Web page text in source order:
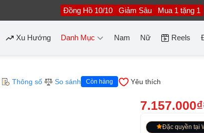
Đồng Hồ 10/10 Giảm Sâu Mua 1 tặng 1
Xu Hướng Danh Mục Nam Nữ Reels
Thông số So sánh Còn hàng Yêu thích
7.157.000₫
Đặc quyền tại